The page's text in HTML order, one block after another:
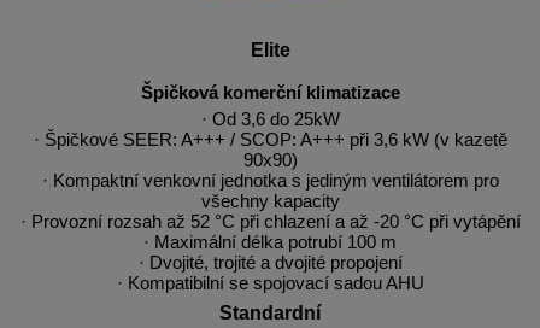
Elite
Špičková komerční klimatizace
· Od 3,6 do 25kW
· Špičkové SEER: A+++ / SCOP: A+++ při 3,6 kW (v kazetě
90x90)
· Kompaktní venkovní jednotka s jediným ventilátorem pro
všechny kapacity
· Provozní rozsah až 52 °C při chlazení a až -20 °C při vytápění
· Maximální délka potrubí 100 m
· Dvojité, trojité a dvojité propojení
· Kompatibilní se spojovací sadou AHU
Standardní